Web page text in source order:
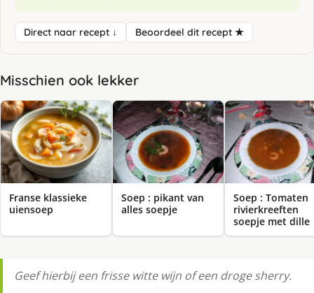
Direct naar recept ↓ Beoordeel dit recept ★
Misschien ook lekker
Franse klassieke
uiensoep
Soep : pikant van
alles soepje
Soep : Tomaten
rivierkreeften
soepje met dille
Geef hierbij een frisse witte wijn of een droge sherry.